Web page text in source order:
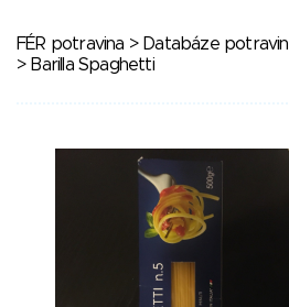
FÉR potravina > Databáze potravin
> Barilla Spaghetti